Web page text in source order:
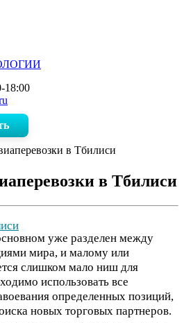
18:00
в Тбилиси
в Тбилиси
уже разделен между
мира, и малому или
слишком мало ниш для
использовать все
определенных позиций,
новых торговых партнеров.